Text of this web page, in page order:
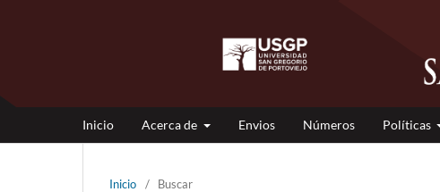
Inicio Acerca de Envios Números Políticas
Inicio / Buscar